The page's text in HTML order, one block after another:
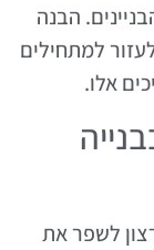
הבנה
למתחילים
אלו.
לשפר את